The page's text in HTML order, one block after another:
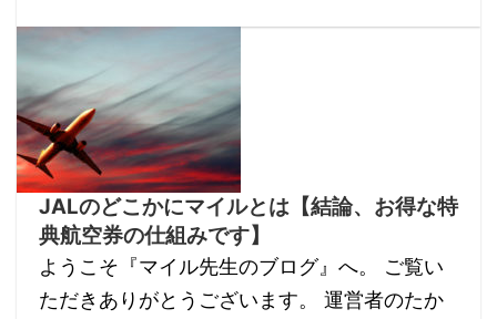
JALのどこかにマイルとは【結論、お得な特
典航空券の仕組みです】
ようこそ『マイル先生のブログ』へ。 ご覧い
ただきありがとうございます。 運営者のたか